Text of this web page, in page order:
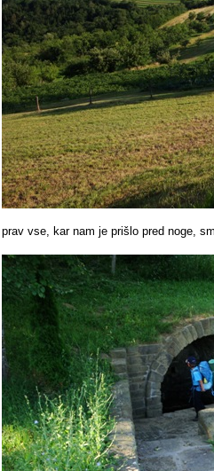
prav vse, kar nam je prišlo pred noge,